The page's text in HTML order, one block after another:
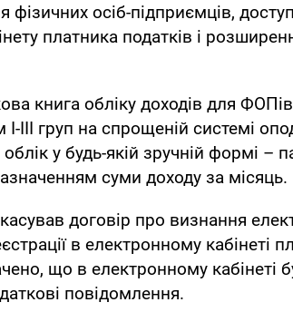
фізичних осіб-підприємців,
платника податків і
книга обліку доходів для
III груп на спрощеній системі
у будь-якій зручній формі –
суми доходу за місяць.
договір про визнання
в електронному кабінеті
що в електронному кабінеті
повідомлення.